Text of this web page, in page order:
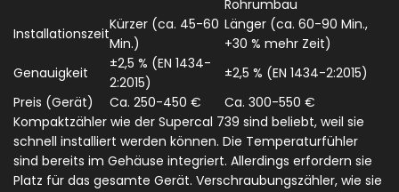
Rohrumbau
Installationszeit
Kürzer (ca. 45-60
Min.)
Länger (ca. 60-90 Min.,
+30 % mehr Zeit)
Genauigkeit
±2,5 % (EN 1434-
2:2015)
±2,5 % (EN 1434-2:2015)
Preis (Gerät)
Ca. 250-450 €
Ca. 300-550 €
Kompaktzähler wie der Supercal 739 sind beliebt, weil sie
schnell installiert werden können. Die Temperaturfühler
sind bereits im Gehäuse integriert. Allerdings erfordern sie
Platz für das gesamte Gerät. Verschraubungszähler, wie sie